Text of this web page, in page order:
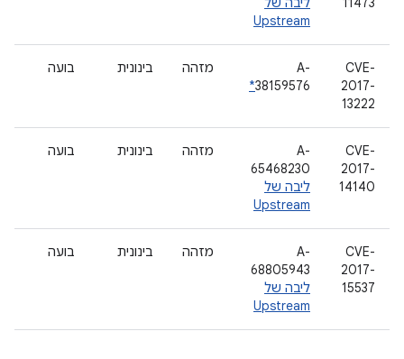
Upstream
CVE-
2017-
13222
A-
38159576
*
מזהה בינונית בועה
CVE-
2017-
14140
A-
65468230
ליבה של
Upstream
מזהה בינונית בועה
CVE-
2017-
15537
A-
68805943
ליבה של
Upstream
מזהה בינונית בועה